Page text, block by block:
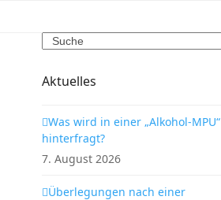
Search
Aktuelles
Was wird in einer „Alkohol-MPU“
hinterfragt?
7. August 2026
Überlegungen nach einer